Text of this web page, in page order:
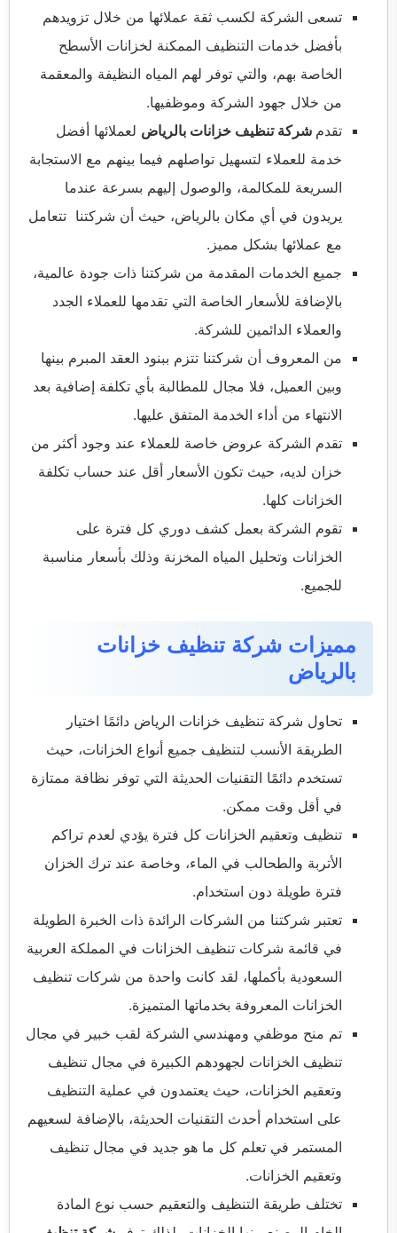
تسعى الشركة لكسب ثقة عملائها من خلال تزويدهم
بأفضل خدمات التنظيف الممكنة لخزانات الأسطح
الخاصة بهم، والتي توفر لهم المياه النظيفة والمعقمة
من خلال جهود الشركة وموظفيها.
تقدم شركة تنظيف خزانات بالرياض لعملائها أفضل
خدمة للعملاء لتسهيل تواصلهم فيما بينهم مع الاستجابة
السريعة للمكالمة، والوصول إليهم بسرعة عندما
يريدون في أي مكان بالرياض، حيث أن شركتنا تتعامل
مع عملائها بشكل مميز.
جميع الخدمات المقدمة من شركتنا ذات جودة عالمية،
بالإضافة للأسعار الخاصة التي تقدمها للعملاء الجدد
والعملاء الدائمين للشركة.
من المعروف أن شركتنا تتزم ببنود العقد المبرم بينها
وبين العميل، فلا مجال للمطالبة بأي تكلفة إضافية بعد
الانتهاء من أداء الخدمة المتفق عليها.
تقدم الشركة عروض خاصة للعملاء عند وجود أكثر من
خزان لديه، حيث تكون الأسعار أقل عند حساب تكلفة
الخزانات كلها.
تقوم الشركة بعمل كشف دوري كل فترة على
الخزانات وتحليل المياه المخزنة وذلك بأسعار مناسبة
للجميع.
مميزات شركة تنظيف خزانات
بالرياض
تحاول شركة تنظيف خزانات الرياض دائمًا اختيار
الطريقة الأنسب لتنظيف جميع أنواع الخزانات، حيث
تستخدم دائمًا التقنيات الحديثة التي توفر نظافة ممتازة
في أقل وقت ممكن.
تنظيف وتعقيم الخزانات كل فترة يؤدي لعدم تراكم
الأتربة والطحالب في الماء، وخاصة عند ترك الخزان
فترة طويلة دون استخدام.
تعتبر شركتنا من الشركات الرائدة ذات الخبرة الطويلة
في قائمة شركات تنظيف الخزانات في المملكة العربية
السعودية بأكملها، لقد كانت واحدة من شركات تنظيف
الخزانات المعروفة بخدماتها المتميزة.
تم منح موظفي ومهندسي الشركة لقب خبير في مجال
تنظيف الخزانات لجهودهم الكبيرة في مجال تنظيف
وتعقيم الخزانات، حيث يعتمدون في عملية التنظيف
على استخدام أحدث التقنيات الحديثة، بالإضافة لسعيهم
المستمر في تعلم كل ما هو جديد في مجال تنظيف
وتعقيم الخزانات.
تختلف طريقة التنظيف والتعقيم حسب نوع المادة